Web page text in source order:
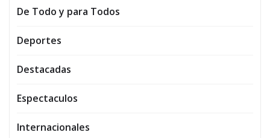
De Todo y para Todos
Deportes
Destacadas
Espectaculos
Internacionales